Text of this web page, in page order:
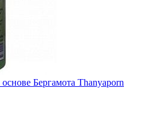
Бергамота Thanyaporn